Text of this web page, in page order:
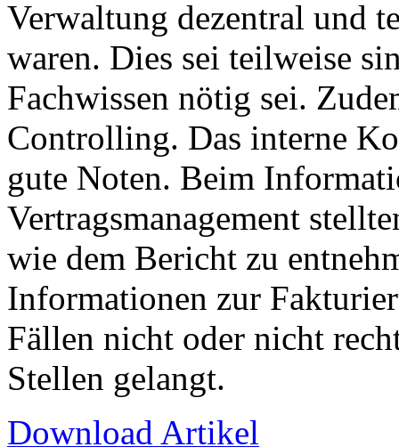
Verwaltung dezentral und
waren. Dies sei teilweise
Fachwissen nötig sei.
Controlling. Das interne
gute Noten. Beim
Vertragsmanagement
wie dem Bericht zu
Informationen zur
Fällen nicht oder nicht
Stellen gelangt.
Download Artikel